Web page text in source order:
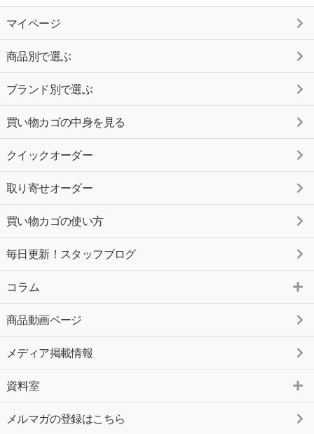
マイページ
商品別で選ぶ
ブランド別で選ぶ
買い物カゴの中身を見る
クイックオーダー
取り寄せオーダー
買い物カゴの使い方
毎日更新！スタッフブログ
コラム
商品動画ページ
メディア掲載情報
資料室
メルマガの登録はこちら